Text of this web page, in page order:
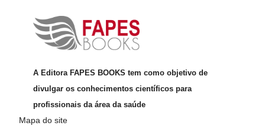
A Editora FAPES BOOKS tem como objetivo de
divulgar os conhecimentos científicos para
profissionais da área da saúde
Mapa do site